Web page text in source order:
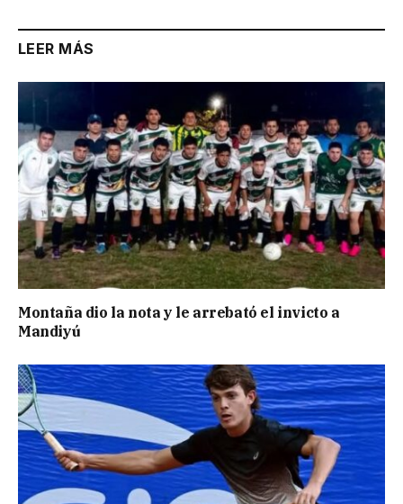
LEER MÁS
Montaña dio la nota y le arrebató el invicto a
Mandiyú